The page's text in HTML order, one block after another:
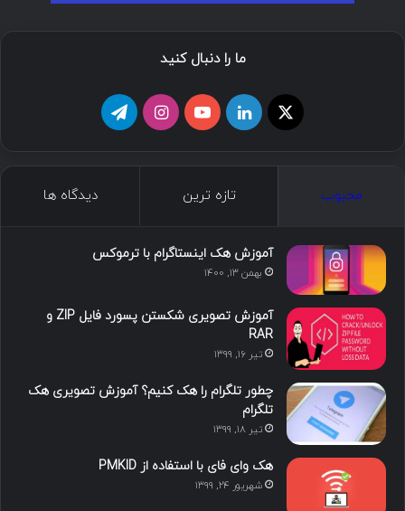
ما را دنبال کنید
د
ی
ن
و
ت
گ
ا
ا
محبوب تازه ترین دیدگاه ها
آموزش هک اینستاگرام با ترموکس
بهمن ۱۳, ۱۴۰۰
آموزش تصویری شکستن پسورد فایل ZIP و
RAR
تیر ۱۶, ۱۳۹۹
چطور تلگرام را هک کنیم؟ آموزش تصویری هک
تلگرام
تیر ۱۸, ۱۳۹۹
هک وای فای با استفاده از PMKID
شهریور ۲۴, ۱۳۹۹